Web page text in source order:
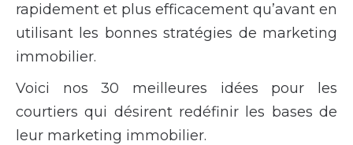
rapidement et plus efficacement qu’avant en
utilisant les bonnes stratégies de marketing
immobilier.
Voici nos 30 meilleures idées pour les
courtiers qui désirent redéfinir les bases de
leur marketing immobilier.